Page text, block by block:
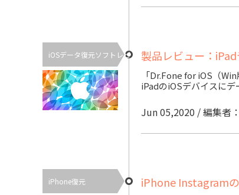
iOSデータ復元ソフトレビ 製品レビュー：
「Dr.Fone for iOS（
iPadのiOSデバイスにデ
Jun 05,2020 / 編集者
iPhone復元 iPhone Instagram